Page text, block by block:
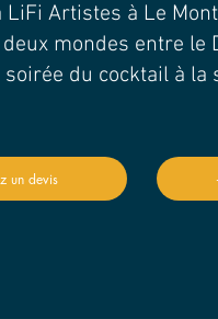
LiFi Artistes à Le
mondes entre le
du cocktail à la
un devis